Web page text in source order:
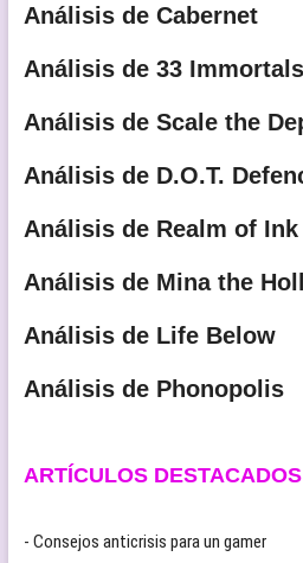
Análisis de Cabernet
Análisis de 33 Immortals
Análisis de Scale the
Análisis de D.O.T.
Análisis de Realm of Ink
Análisis de Mina the
Análisis de Life Below
Análisis de Phonopolis
ARTÍCULOS DESTACADOS
- Consejos anticrisis para un gamer